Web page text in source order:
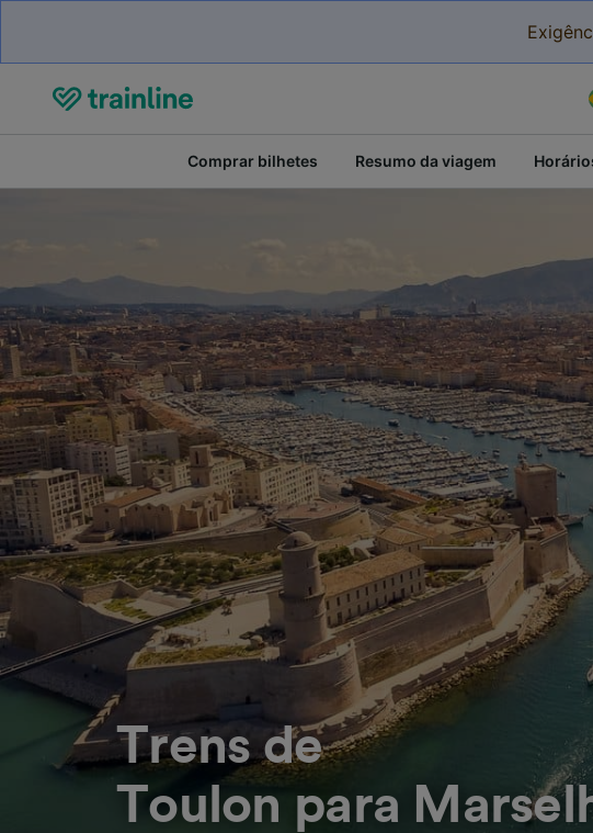
Comprar bilhetes Resumo da viagem
Trens de
Toulon para